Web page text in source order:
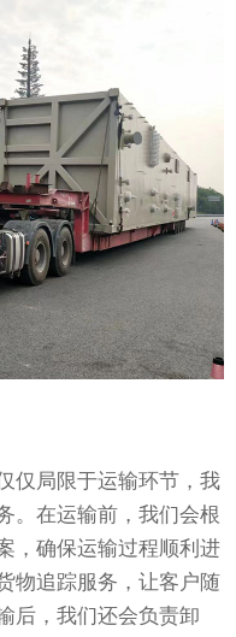
仅局限于运输环节，我
。在运输前，我们会根
，确保运输过程顺利进
物追踪服务，让客户随
后，我们还会负责卸